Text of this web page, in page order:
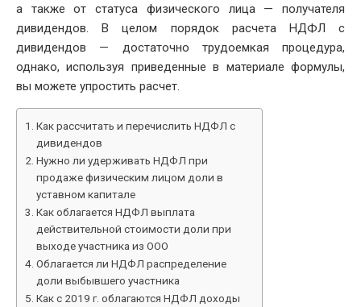
а также от статуса физического лица — получателя
дивидендов. В целом порядок расчета НДФЛ с
дивидендов — достаточно трудоемкая процедура,
однако, используя приведенные в материале формулы,
вы можете упростить расчет.
Как рассчитать и перечислить НДФЛ с
дивидендов
Нужно ли удерживать НДФЛ при
продаже физическим лицом доли в
уставном капитале
Как облагается НДФЛ выплата
действительной стоимости доли при
выходе участника из ООО
Облагается ли НДФЛ распределение
доли выбывшего участника
Как с 2019 г. облагаются НДФЛ доходы